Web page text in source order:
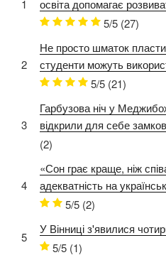
1
освіта допомагає
5/5 (27)
2
Не просто шматок
студенти можуть
5/5 (21)
3
Гарбузова ніч у
відкрили для себе
(2)
4
«Сон грає краще, ніж
адекватність на
5/5 (2)
5
У Вінниці з'явилися
5/5 (1)